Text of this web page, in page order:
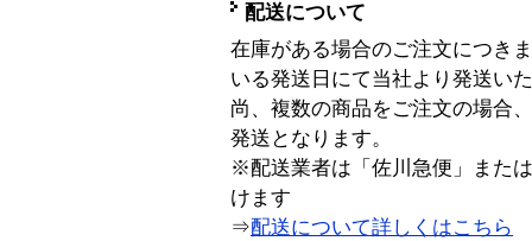
配送について
在庫がある場合のご注文につき
いる発送日にて当社より発送い
尚、複数の商品をご注文の場合
発送となります。
※配送業者は「佐川急便」また
けます
⇒配送について詳しくはこちら